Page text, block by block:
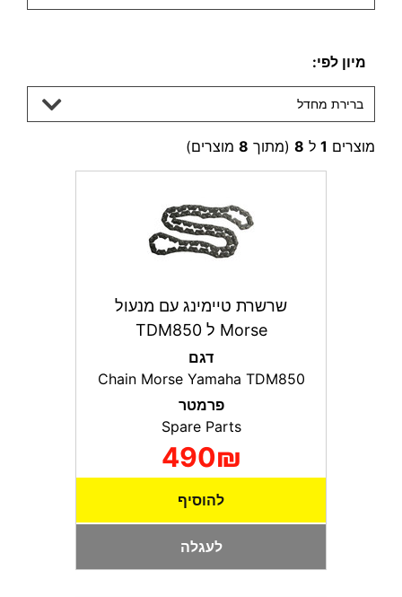
מיון לפי:
ברירת מחדל
מוצרים 1 ל 8 (מתוך 8 מוצרים)
שרשרת טיימינג עם מנעול
Morse ל TDM850
דגם
פרמטר
Spare Parts
490₪
להוסיף
לעגלה